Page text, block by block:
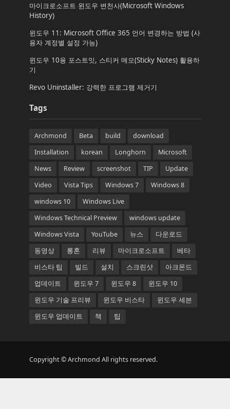
마이크로소프트 윈도우 변천사(Microsoft Windows
History)
윈도우 11: Microsoft Office 365 언어 변경하는 방법 (사
용자 계정별 설정 가능)
윈도우 10용 포스트잇, 스티커 메모(Sticky Notes) 활용하
기
Revo Uninstaller: 강력한 프로그램 제거기
Tags
Archmond Beta build
download
Installation
korean Longhorn
Microsoft
News
Review screenshot TIP
Update
Video
Vista Tips Windows 7
Windows 8
windows 10
Windows Live
Windows Technical Preview
windows update
Windows Vista
YouTube 뉴스
다운로드
동영상
롱혼 리뷰 마이크로소프트
베타
비스타 팁
빌드 설치 스크린샷
아크몬드
업데이트
윈도우 7 윈도우 8
윈도우 10
윈도우 기술 프리뷰
윈도우 비스타
윈도우 세븐
윈도우 업데이트
책 팁
Copyright © Archmond All rights reserved.